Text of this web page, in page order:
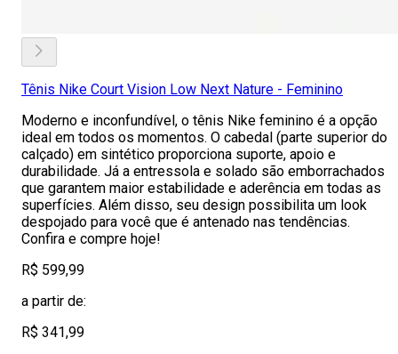
Tênis Nike Court Vision Low Next Nature - Feminino
Moderno e inconfundível, o tênis Nike feminino é a opção
ideal em todos os momentos. O cabedal (parte superior do
calçado) em sintético proporciona suporte, apoio e
durabilidade. Já a entressola e solado são emborrachados
que garantem maior estabilidade e aderência em todas as
superfícies. Além disso, seu design possibilita um look
despojado para você que é antenado nas tendências.
Confira e compre hoje!
R$ 599,99
a partir de:
R$ 341,99